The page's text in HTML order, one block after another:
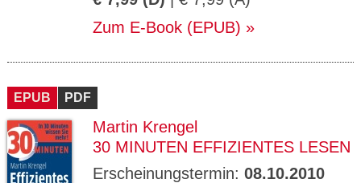
Zum E-Book (EPUB)
EPUB PDF
Martin Krengel
30 MINUTEN EFFIZIENTES LESEN
Erscheinungstermin: 08.10.2010